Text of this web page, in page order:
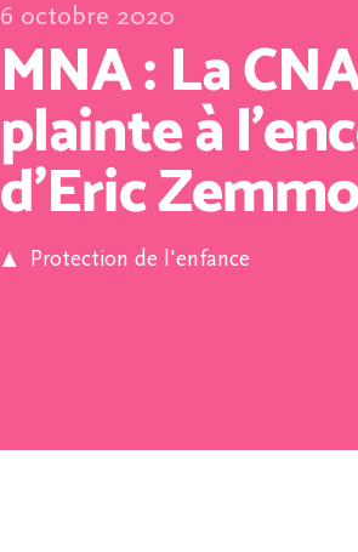
6 octobre 2020
MNA : La
plainte à
d’Eric
Protection de l'enfance